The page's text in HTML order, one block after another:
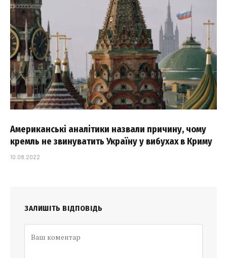
Американські аналітики назвали причину, чому
кремль не звинуватить Україну у вибухах в Криму
10.08.2022
ЗАЛИШІТЬ ВІДПОВІДЬ